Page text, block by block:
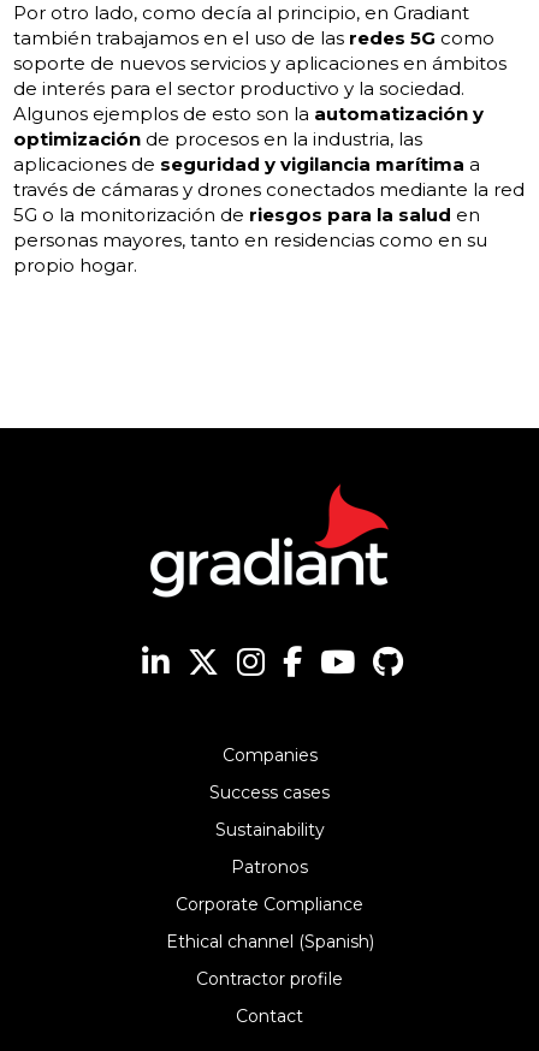
Por otro lado, como decía al principio, en Gradiant
también trabajamos en el uso de las redes 5G como
soporte de nuevos servicios y aplicaciones en ámbitos
de interés para el sector productivo y la sociedad.
Algunos ejemplos de esto son la automatización y
optimización de procesos en la industria, las
aplicaciones de seguridad y vigilancia marítima a
través de cámaras y drones conectados mediante la red
5G o la monitorización de riesgos para la salud en
personas mayores, tanto en residencias como en su
propio hogar.
Companies
Success cases
Sustainability
Patronos
Corporate Compliance
Ethical channel (Spanish)
Contractor profile
Contact